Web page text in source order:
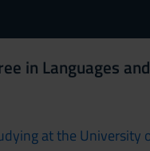
in Languages
at the University